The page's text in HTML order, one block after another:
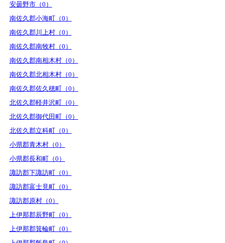
安曇野市（0）
南佐久郡小海町（0）
南佐久郡川上村（0）
南佐久郡南牧村（0）
南佐久郡南相木村（0）
南佐久郡北相木村（0）
南佐久郡佐久穂町（0）
北佐久郡軽井沢町（0）
北佐久郡御代田町（0）
北佐久郡立科町（0）
小県郡青木村（0）
小県郡長和町（0）
諏訪郡下諏訪町（0）
諏訪郡富士見町（0）
諏訪郡原村（0）
上伊那郡辰野町（0）
上伊那郡箕輪町（0）